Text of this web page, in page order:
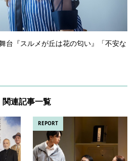
台『スルメが丘は花の匂い』「不安な
関連記事一覧
REPORT